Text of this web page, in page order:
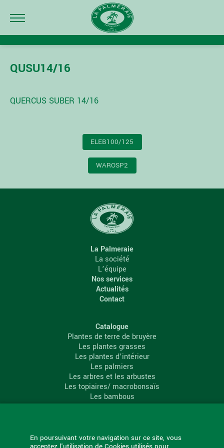
En poursuivant votre navigation sur ce site, vous
QUSU14/16
QUERCUS SUBER 14/16
ELEB100/125
WAROSP2
La Palmeraie
La société
L’équipe
Nos services
Actualités
Contact
Catalogue
Plantes de terre de bruyère
Les plantes grasses
Les plantes d’intérieur
Les palmiers
Les arbres et les arbustes
Les topiaires/ macrobonsaïs
Les bambous
Les conifères
La Palmeraie